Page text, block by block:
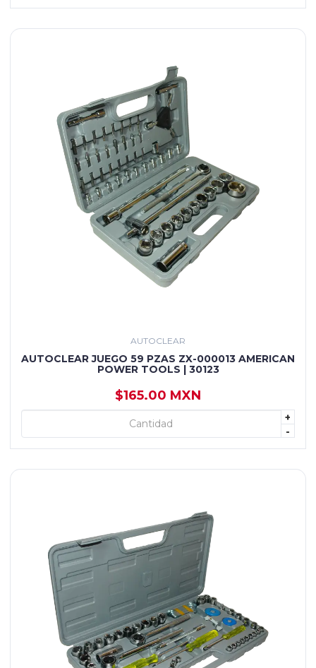
AUTOCLEAR
AUTOCLEAR JUEGO 59 PZAS ZX-000013 AMERICAN
POWER TOOLS | 30123
$165.00 MXN
+
-
+ AGREGAR